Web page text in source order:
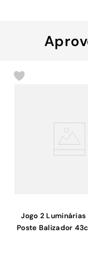
Jogo 2 Luminárias
Poste Balizador
Quintal Área